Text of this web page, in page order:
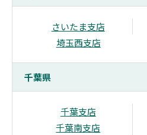
さいたま支店
埼玉西支店
千葉県
千葉支店
千葉南支店